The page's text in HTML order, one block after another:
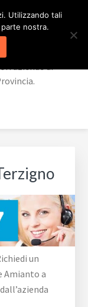
aziende di
un
Amianto a
Utilizzando tali
nostra.